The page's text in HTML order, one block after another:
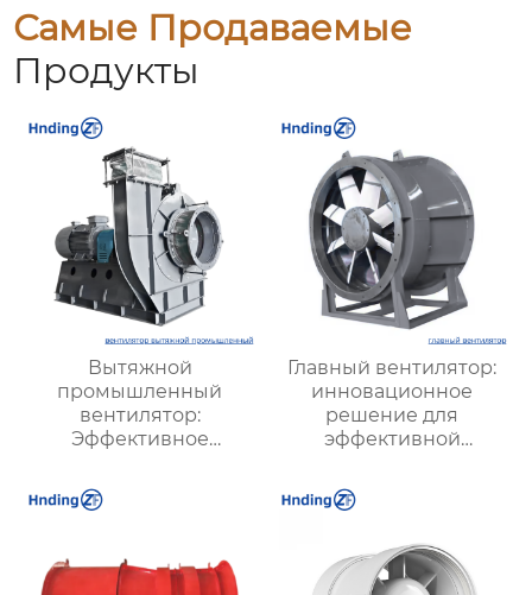
Самые Продаваемые
Продукты
Вытяжной
промышленный
вентилятор:
Эффективное
надежной вентиляции
Главный вентилятор:
инновационное
решение для
эффективной
оптимизации работы